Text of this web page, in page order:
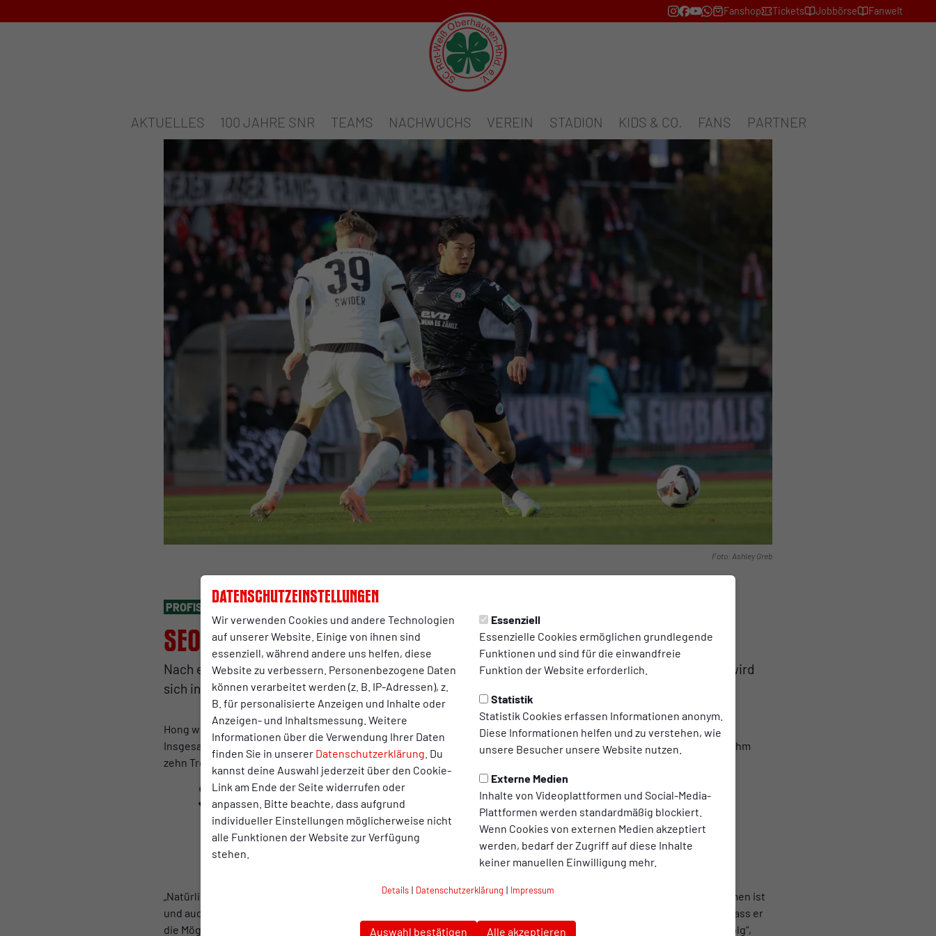
Datenschutzeinstellungen
Wir verwenden Cookies und andere Technologien
auf unserer Website. Einige von ihnen sind
essenziell, während andere uns helfen, diese
Website zu verbessern. Personenbezogene Daten
können verarbeitet werden (z. B. IP-Adressen), z.
B. für personalisierte Anzeigen und Inhalte oder
Anzeigen- und Inhaltsmessung. Weitere
Informationen über die Verwendung Ihrer Daten
finden Sie in unserer Datenschutzerklärung . Du
kannst deine Auswahl jederzeit über den Cookie-
Link am Ende der Seite widerrufen oder
anpassen. Bitte beachte, dass aufgrund
individueller Einstellungen möglicherweise nicht
alle Funktionen der Website zur Verfügung
stehen.
Essenziell
Essenzielle Cookies ermöglichen grundlegende
Funktionen und sind für die einwandfreie
Funktion der Website erforderlich.
Statistik
Statistik Cookies erfassen Informationen anonym.
Diese Informationen helfen und zu verstehen, wie
unsere Besucher unsere Website nutzen.
Externe Medien
Inhalte von Videoplattformen und Social-Media-
Plattformen werden standardmäßig blockiert.
Wenn Cookies von externen Medien akzeptiert
werden, bedarf der Zugriff auf diese Inhalte
keiner manuellen Einwilligung mehr.
Details | Datenschutzerklärung | Impressum
Auswahl bestätigen Alle akzeptieren
Fanshop Tickets Jobbörse Fanwelt
AKTUELLES 100 JAHRE SNR TEAMS NACHWUCHS VEREIN STADION KIDS & CO. FANS PARTNER
Foto: Ashley Greb
PROFIS
Seok-ju Hong verlässt die Kleeblätter
Nach einer Saison bei Rot-Weiß Oberhausen wird Seok-ju Hong den Verein verlassen. Der Angreifer wird
sich in Kürze einem Club im Ausland anschließen.
Hong wechselte kurz nach dem Saisonstart zu den Kleeblättern und wurde schnell zur Stammkraft in der Sturmspitze.
Insgesamt stand der 23-jährige Offensivmann in 36 Pflichtspielen für die Rot-Weißen auf dem Rasen. Dabei gelangen ihm
zehn Treffer, sechs weitere bereitete er vor.
Wir wünschen ihm für die Zukunft viel Gesundheit und ganz viel Erfolg.
Dennis Lichtenwimmer-Conversano
„Natürlich ist es schade, dass wir mit Ju einen Spieler verlieren, der nach etwas Anlaufzeit richtig in Schwung gekommen ist
und auch in der Kabine immer mehr auftaute. Doch gleichzeitig verstehen wir, trotz guter Verlängerungsgespräche, dass er
die Möglichkeit im Ausland wahrnehmen möchte. Wir wünschen ihm für die Zukunft viel Gesundheit und ganz viel Erfolg“,